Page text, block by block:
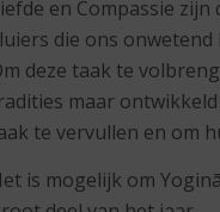
en Compassie
die ons
deze taak te
maar
te vervullen en om
is mogelijk om